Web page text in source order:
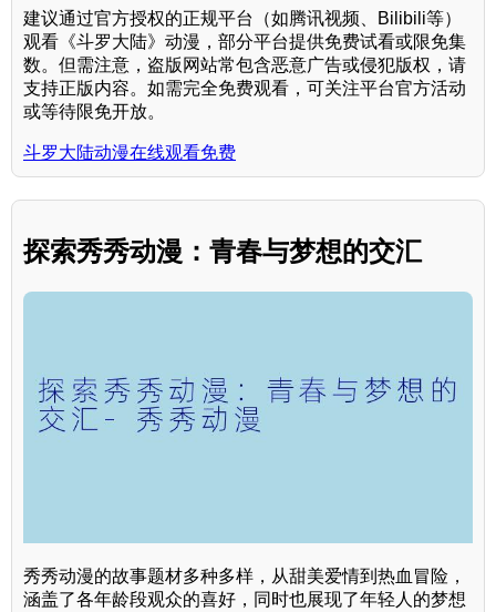
建议通过官方授权的正规平台（如腾讯视频、Bilibili等）
观看《斗罗大陆》动漫，部分平台提供免费试看或限免集
数。但需注意，盗版网站常包含恶意广告或侵犯版权，请
支持正版内容。如需完全免费观看，可关注平台官方活动
或等待限免开放。
斗罗大陆动漫在线观看免费
探索秀秀动漫：青春与梦想的交汇
秀秀动漫的故事题材多种多样，从甜美爱情到热血冒险，
涵盖了各年龄段观众的喜好，同时也展现了年轻人的梦想